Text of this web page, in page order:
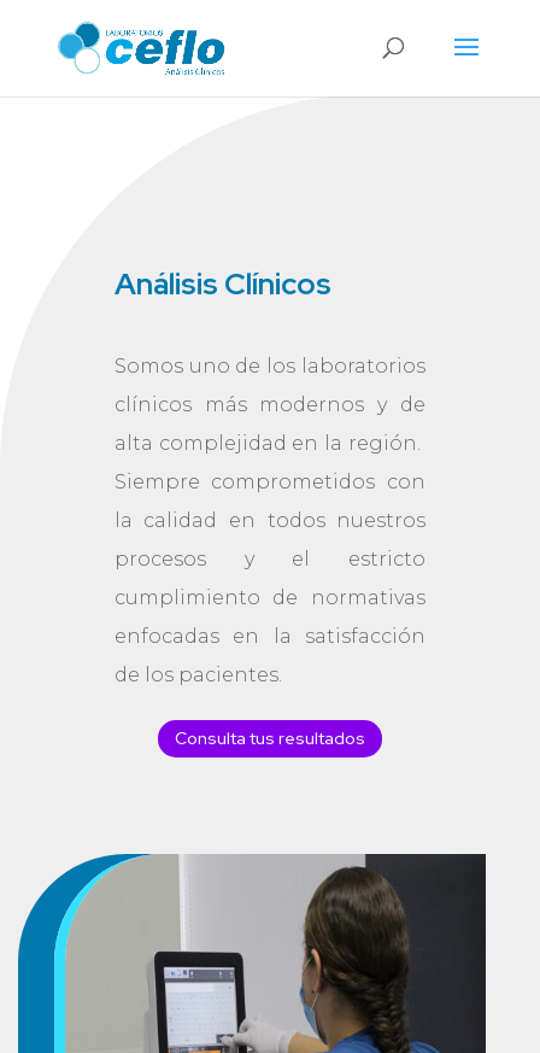
Análisis Clínicos
Somos uno de los laboratorios
clínicos más modernos y de
alta complejidad en la región.
Siempre comprometidos con
la calidad en todos nuestros
procesos y el estricto
cumplimiento de normativas
enfocadas en la satisfacción
de los pacientes.
Consulta tus resultados